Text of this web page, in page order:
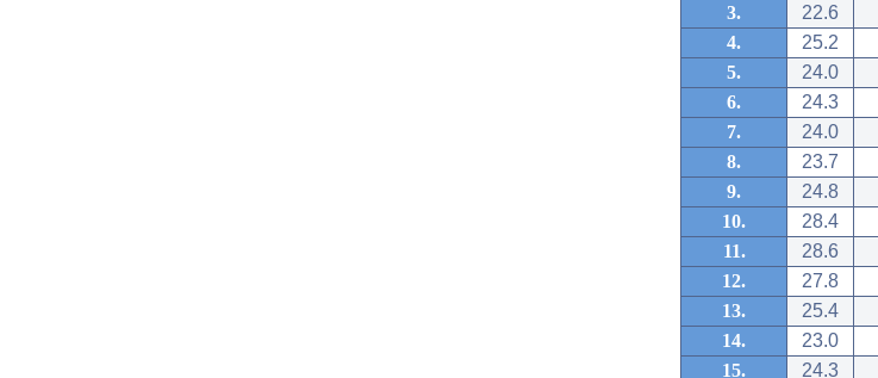
3.
22.6
4.
25.2
5.
24.0
6.
24.3
7.
24.0
8.
23.7
9.
24.8
10.
28.4
11.
28.6
12.
27.8
13.
25.4
14.
23.0
15.
24.3